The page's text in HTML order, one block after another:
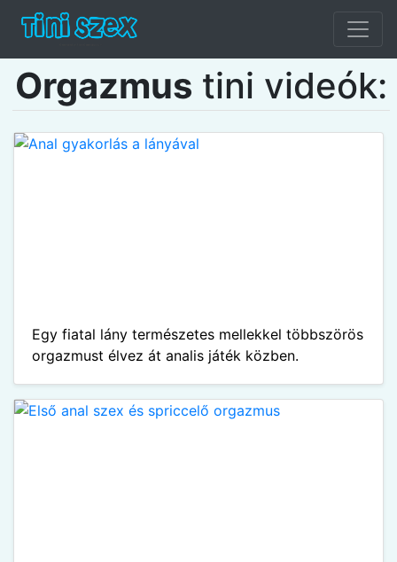
Orgazmus tini videók:
Egy fiatal lány természetes mellekkel többszörös
orgazmust élvez át analis játék közben.